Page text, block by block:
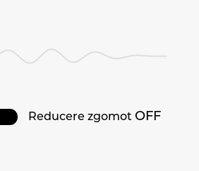
Reducere zgomot OFF